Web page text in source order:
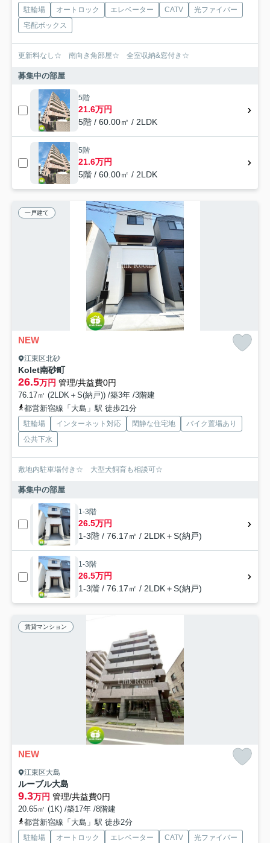
駐輪場 オートロック エレベーター CATV
光ファイバー
宅配ボックス
更新料なし☆ 南向き角部屋☆ 全室収納&窓付き☆
募集中の部屋
5階
21.6万円
5階 / 60.00㎡ / 2LDK
5階
21.6万円
5階 / 60.00㎡ / 2LDK
一戸建て
NEW
江東区北砂
Kolet南砂町
26.5万円 管理/共益費0円
76.17㎡ (2LDK＋S(納戸)) /築3年 /3階建
都営新宿線「大島」駅 徒歩21分
駐輪場 インターネット対応 閑静な住宅地
バイク置場あり
公共下水
敷地内駐車場付き☆ 大型犬飼育も相談可☆
募集中の部屋
1-3階
26.5万円
1-3階 / 76.17㎡ / 2LDK＋S(納戸)
1-3階
26.5万円
1-3階 / 76.17㎡ / 2LDK＋S(納戸)
賃貸マンション
NEW
江東区大島
ルーブル大島
9.3万円 管理/共益費0円
20.65㎡ (1K) /築17年 /8階建
都営新宿線「大島」駅 徒歩2分
駐輪場 オートロック エレベーター CATV
光ファイバー